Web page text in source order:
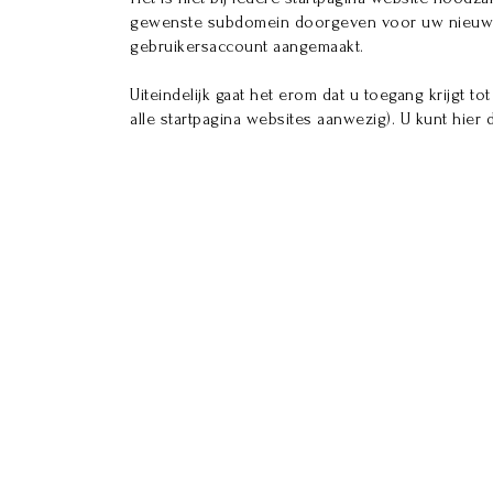
gewenste subdomein doorgeven voor uw
gebruikersaccount aangemaakt.
Uiteindelijk gaat het erom dat u toegang krijgt
alle startpagina websites aanwezig). U kunt